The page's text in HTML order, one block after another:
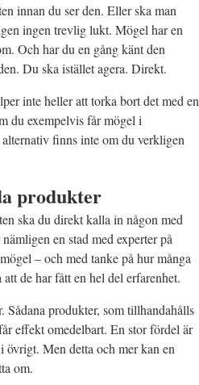
innan du ser den. Eller ska man
ingen trevlig lukt. Mögel har en
Och har du en gång känt den
Du ska istället agera. Direkt.
inte heller att torka bort det med en
du exempelvis får mögel i
finns inte om du verkligen
produkter
ska du direkt kalla in någon med
en stad med experter på
– och med tanke på hur många
de har fått en hel del erfarenhet.
Sådana produkter, som tillhandahålls
effekt omedelbart. En stor fördel är
övrigt. Men detta och mer kan en
om.